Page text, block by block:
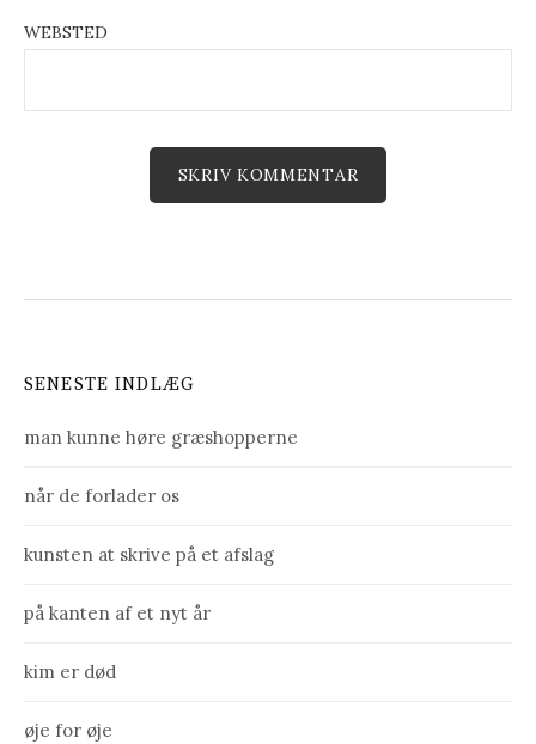
WEBSTED
SENESTE INDLÆG
man kunne høre græshopperne
når de forlader os
kunsten at skrive på et afslag
på kanten af et nyt år
kim er død
øje for øje